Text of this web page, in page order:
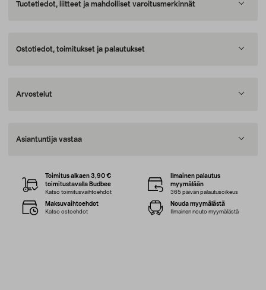
Tuotetiedot, liitteet ja mahdolliset varoitusmerkinnät
Ostotiedot, toimitukset ja palautukset
Arvostelut
Asiantuntija vastaa
Toimitus alkaen 3,90 €
toimitustavalla Budbee
Katso toimitusvaihtoehdot
Ilmainen palautus
myymälään
365 päivän palautusoikeus
Maksuvaihtoehdot
Katso ostoehdot
Nouda myymälästä
Ilmainen nouto myymälästä